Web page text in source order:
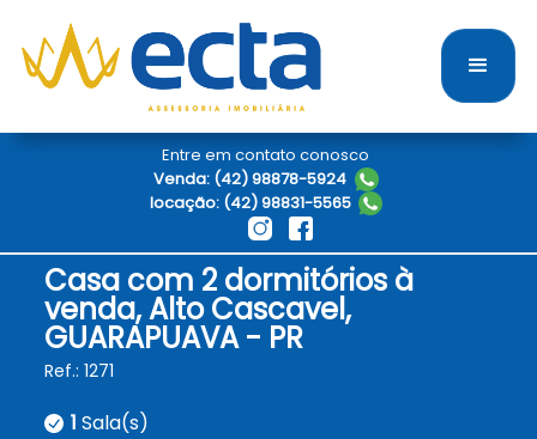
Entre em contato conosco
Venda: (42) 98878-5924
locação: (42) 98831-5565
Casa com 2 dormitórios à
venda, Alto Cascavel,
GUARAPUAVA - PR
Ref.: 1271
1 Sala(s)